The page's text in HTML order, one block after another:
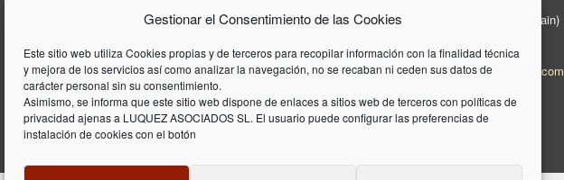
Gestionar el Consentimiento de las Cookies
Este sitio web utiliza Cookies propias y de terceros para recopilar información con la finalidad técnica
y mejora de los servicios así como analizar la navegación, no se recaban ni ceden sus datos de
carácter personal sin su consentimiento.
Asimismo, se informa que este sitio web dispone de enlaces a sitios web de terceros con políticas de
privacidad ajenas a LUQUEZ ASOCIADOS SL. El usuario puede configurar las preferencias de
instalación de cookies con el botón
Lúquez & ASSOCIATS, SL es una
Consultoría Laboral, que acumula
una trayectória de 20 años en el
ámbito laboral y de gestión de
empresas
08208 Sabadell - Barcelona (Spain)
Fax:93 745 15 35
E-mail:mail@luquez-associats.com